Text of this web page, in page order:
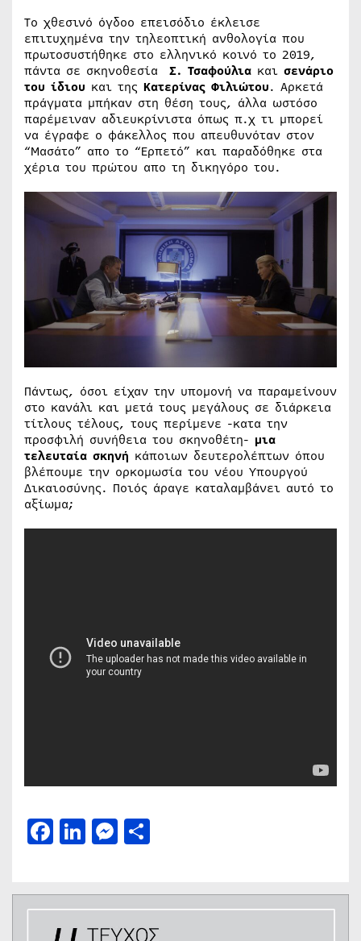
Tο χθεσινό όγδοο επεισόδιο έκλεισε
επιτυχημένα την τηλεοπτική ανθολογία που
πρωτοσυστήθηκε στο ελληνικό κοινό το 2019,
πάντα σε σκηνοθεσία Σ. Τσαφούλια και σενάριο
του ίδιου και της Κατερίνας Φιλιώτου. Αρκετά
πράγματα μπήκαν στη θέση τους, άλλα ωστόσο
παρέμειναν αδιευκρίνιστα όπως π.χ τι μπορεί
να έγραφε ο φάκελλος που απευθυνόταν στον
“Μασάτο” απο το “Ερπετό” και παραδόθηκε στα
χέρια του πρώτου απο τη δικηγόρο του.
Πάντως, όσοι είχαν την υπομονή να παραμείνουν
στο κανάλι και μετά τους μεγάλους σε διάρκεια
τίτλους τέλους, τους περίμενε -κατα την
προσφιλή συνήθεια του σκηνοθέτη- μια
τελευταία σκηνή κάποιων δευτερολέπτων όπου
βλέπουμε την ορκομωσία του νέου Υπουργού
Δικαιοσύνης. Ποιός άραγε καταλαμβάνει αυτό το
αξίωμα;
Facebook
LinkedIn
Messenger